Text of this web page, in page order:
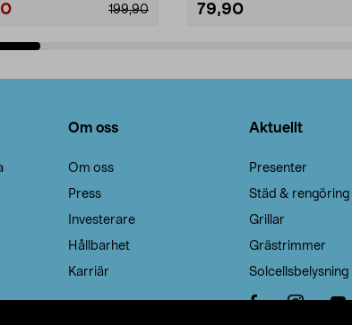
199,90 79,90
Om oss
Om oss
Press
Investerare
Hållbarhet
Karriär
Aktuellt
Presenter
Städ & rengöring
Grillar
Grästrimmer
Solcellsbelysning